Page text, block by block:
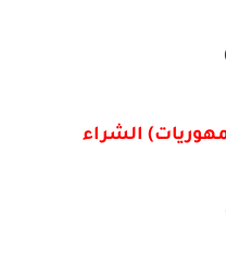
الشراء